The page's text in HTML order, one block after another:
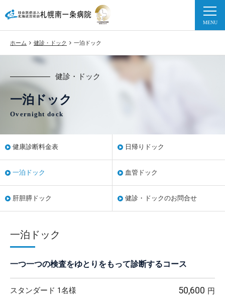
ホーム 健診・ドック 一泊ドック
健診・ドック
一泊ドック
Overnight dock
健康診断料金表 日帰りドック
一泊ドック 血管ドック
肝胆膵ドック 健診・ドックのお問合せ
一泊ドック
一つ一つの検査をゆとりをもって診断するコース
スタンダード 1名様 50,600 円